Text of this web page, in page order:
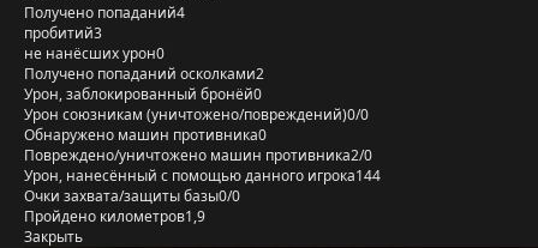
Получено попаданий4
пробитий3
не нанёсших урон0
Получено попаданий осколками2
Урон, заблокированный бронёй0
Урон союзникам (уничтожено/повреждений)0/0
Обнаружено машин противника0
Повреждено/уничтожено машин противника2/0
Урон, нанесённый с помощью данного игрока144
Очки захвата/защиты базы0/0
Пройдено километров1,9
Закрыть